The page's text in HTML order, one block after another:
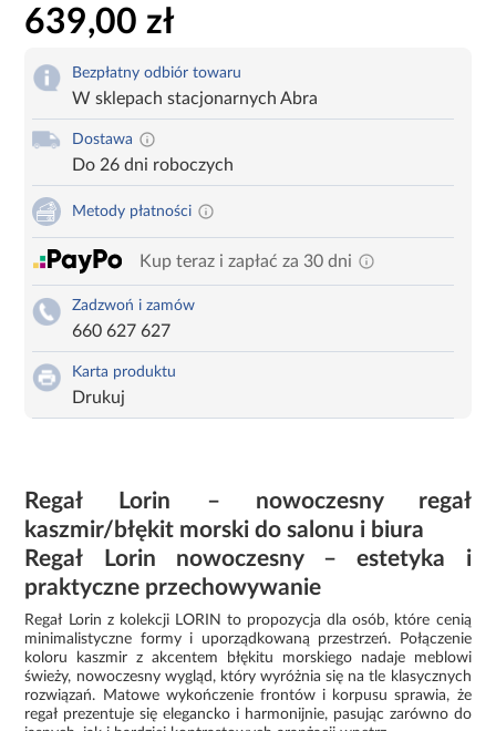
639,00 zł
Bezpłatny odbiór towaru
W sklepach stacjonarnych Abra
Dostawa
Do 26 dni roboczych
Metody płatności
Kup teraz i zapłać za 30 dni
Zadzwoń i zamów
660 627 627
Karta produktu
Drukuj
Regał Lorin – nowoczesny regał
kaszmir/błękit morski do salonu i biura
Regał Lorin nowoczesny – estetyka i
praktyczne przechowywanie
Regał Lorin z kolekcji LORIN to propozycja dla osób, które cenią
minimalistyczne formy i uporządkowaną przestrzeń. Połączenie
koloru kaszmir z akcentem błękitu morskiego nadaje meblowi
świeży, nowoczesny wygląd, który wyróżnia się na tle klasycznych
rozwiązań. Matowe wykończenie frontów i korpusu sprawia, że
regał prezentuje się elegancko i harmonijnie, pasując zarówno do